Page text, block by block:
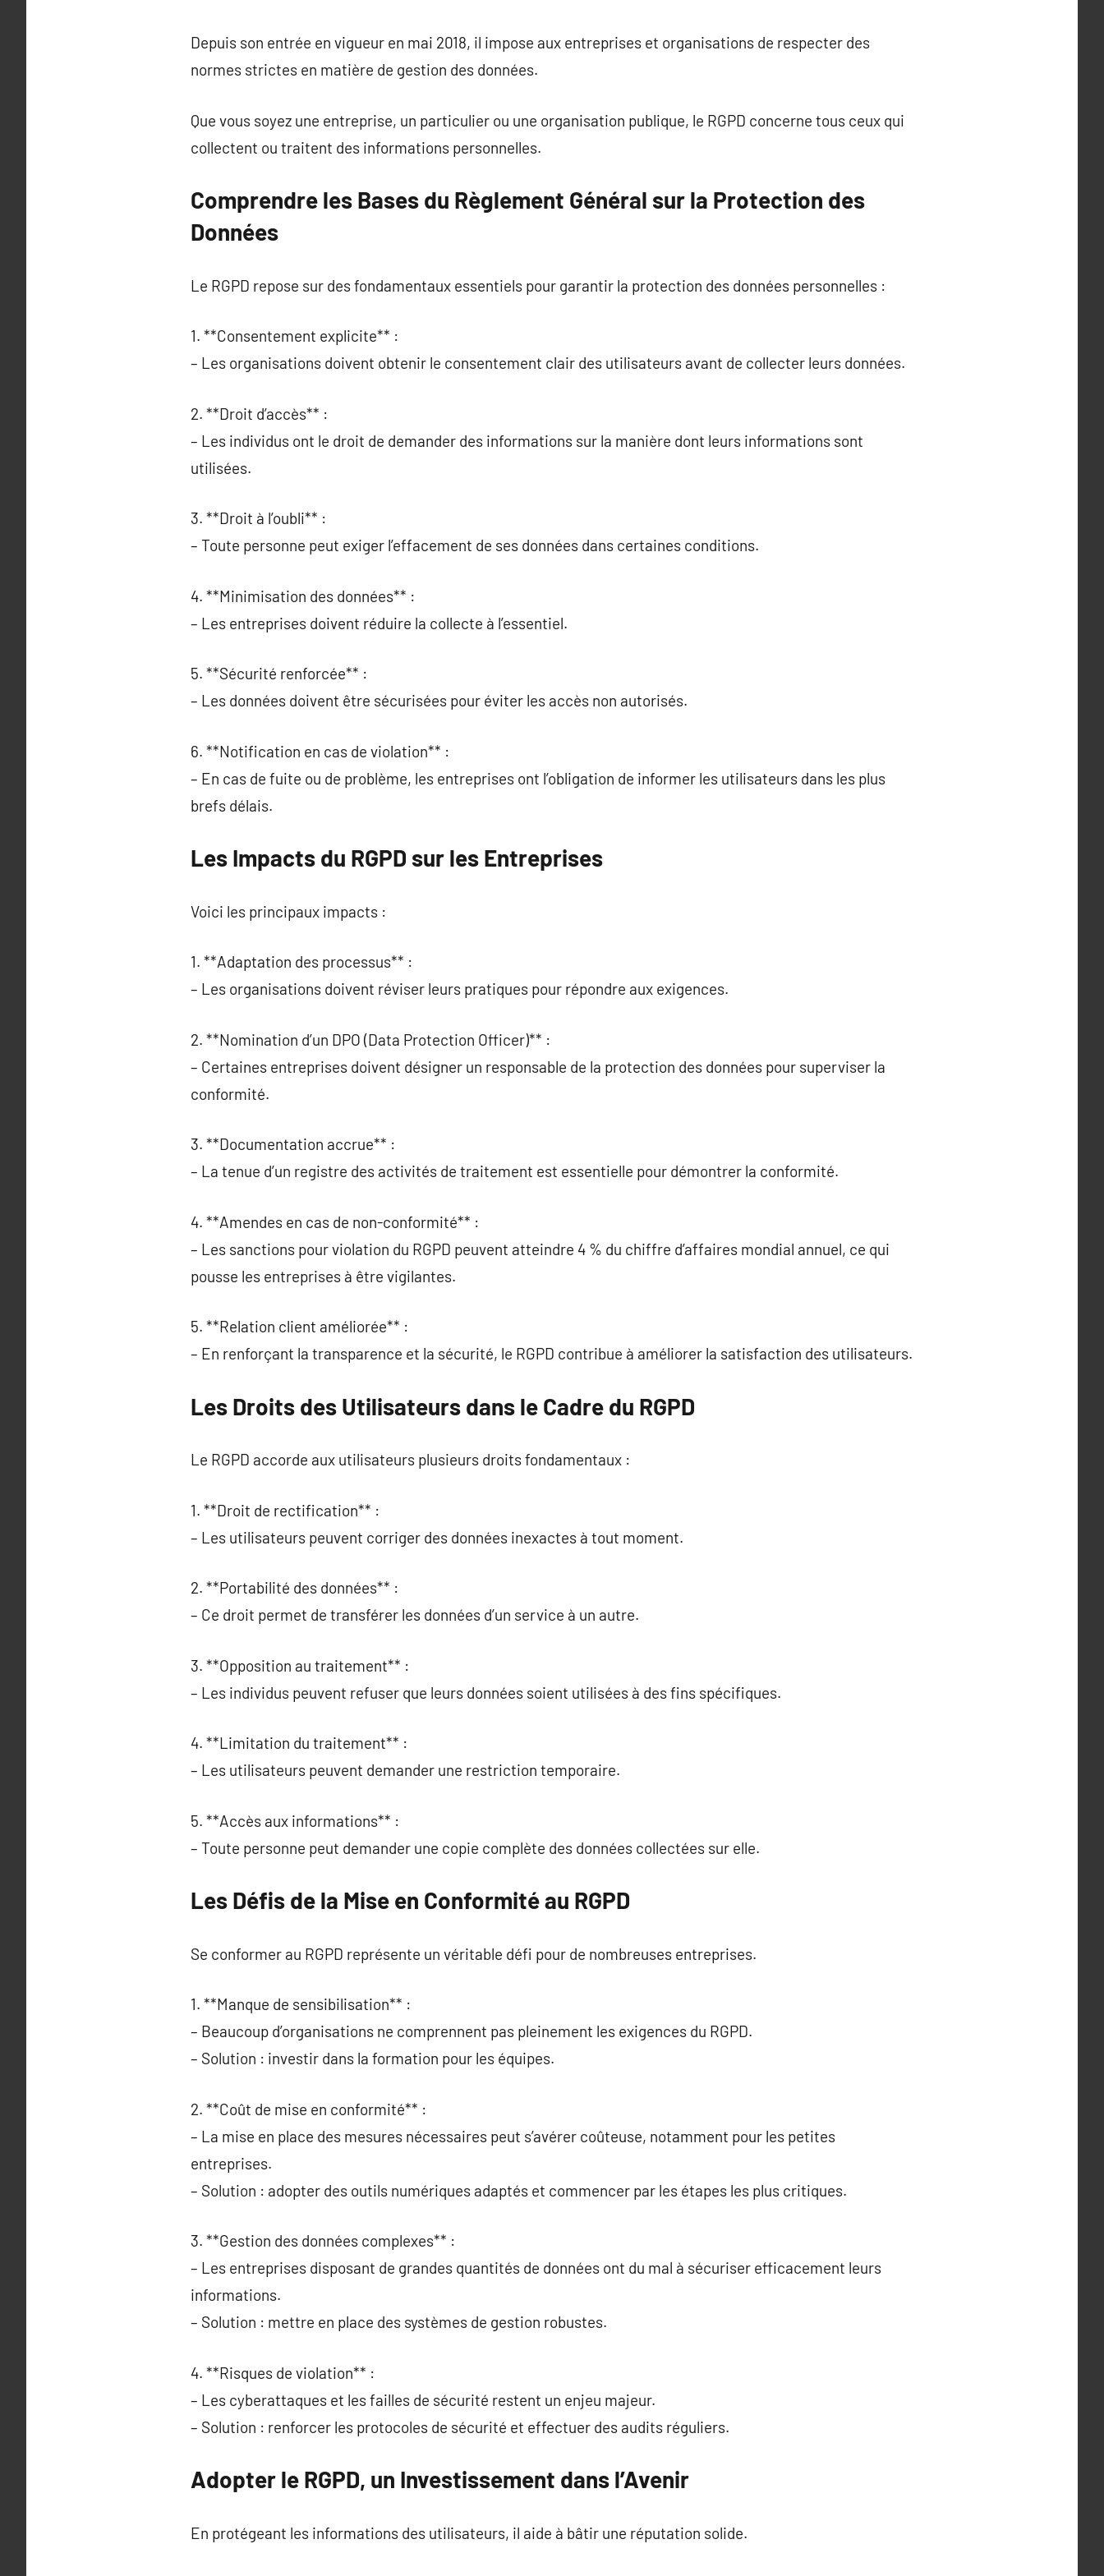
Depuis son entrée en vigueur en mai 2018, il impose aux entreprises et organisations de respecter des
normes strictes en matière de gestion des données.
Que vous soyez une entreprise, un particulier ou une organisation publique, le RGPD concerne tous ceux qui
collectent ou traitent des informations personnelles.
Comprendre les Bases du Règlement Général sur la Protection des
Données
Le RGPD repose sur des fondamentaux essentiels pour garantir la protection des données personnelles :
1. **Consentement explicite** :
– Les organisations doivent obtenir le consentement clair des utilisateurs avant de collecter leurs données.
2. **Droit d’accès** :
– Les individus ont le droit de demander des informations sur la manière dont leurs informations sont
utilisées.
3. **Droit à l’oubli** :
– Toute personne peut exiger l’effacement de ses données dans certaines conditions.
4. **Minimisation des données** :
– Les entreprises doivent réduire la collecte à l’essentiel.
5. **Sécurité renforcée** :
– Les données doivent être sécurisées pour éviter les accès non autorisés.
6. **Notification en cas de violation** :
– En cas de fuite ou de problème, les entreprises ont l’obligation de informer les utilisateurs dans les plus
brefs délais.
Les Impacts du RGPD sur les Entreprises
Voici les principaux impacts :
1. **Adaptation des processus** :
– Les organisations doivent réviser leurs pratiques pour répondre aux exigences.
2. **Nomination d’un DPO (Data Protection Officer)** :
– Certaines entreprises doivent désigner un responsable de la protection des données pour superviser la
conformité.
3. **Documentation accrue** :
– La tenue d’un registre des activités de traitement est essentielle pour démontrer la conformité.
4. **Amendes en cas de non-conformité** :
– Les sanctions pour violation du RGPD peuvent atteindre 4 % du chiffre d’affaires mondial annuel, ce qui
pousse les entreprises à être vigilantes.
5. **Relation client améliorée** :
– En renforçant la transparence et la sécurité, le RGPD contribue à améliorer la satisfaction des utilisateurs.
Les Droits des Utilisateurs dans le Cadre du RGPD
Le RGPD accorde aux utilisateurs plusieurs droits fondamentaux :
1. **Droit de rectification** :
– Les utilisateurs peuvent corriger des données inexactes à tout moment.
2. **Portabilité des données** :
– Ce droit permet de transférer les données d’un service à un autre.
3. **Opposition au traitement** :
– Les individus peuvent refuser que leurs données soient utilisées à des fins spécifiques.
4. **Limitation du traitement** :
– Les utilisateurs peuvent demander une restriction temporaire.
5. **Accès aux informations** :
– Toute personne peut demander une copie complète des données collectées sur elle.
Les Défis de la Mise en Conformité au RGPD
Se conformer au RGPD représente un véritable défi pour de nombreuses entreprises.
1. **Manque de sensibilisation** :
– Beaucoup d’organisations ne comprennent pas pleinement les exigences du RGPD.
– Solution : investir dans la formation pour les équipes.
2. **Coût de mise en conformité** :
– La mise en place des mesures nécessaires peut s’avérer coûteuse, notamment pour les petites
entreprises.
– Solution : adopter des outils numériques adaptés et commencer par les étapes les plus critiques.
3. **Gestion des données complexes** :
– Les entreprises disposant de grandes quantités de données ont du mal à sécuriser efficacement leurs
informations.
– Solution : mettre en place des systèmes de gestion robustes.
4. **Risques de violation** :
– Les cyberattaques et les failles de sécurité restent un enjeu majeur.
– Solution : renforcer les protocoles de sécurité et effectuer des audits réguliers.
Adopter le RGPD, un Investissement dans l’Avenir
En protégeant les informations des utilisateurs, il aide à bâtir une réputation solide.